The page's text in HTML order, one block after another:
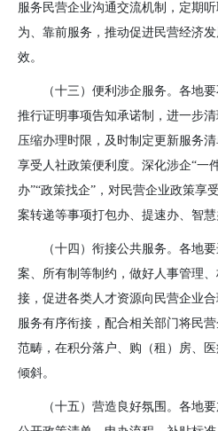
服务民营企业沟通交流机制，定期
为、靠前服务，推动促进民营经济
效。
（十三）便利涉企服务。 各地
推行证明事项告知承诺制，进一步
压缩办理时限，及时制定更新服务
享受人社政策便利度。深化涉企“一
办”“政策找企”，对民营企业政策享
案转递等事项打包办、提速办、智慧
（十四）衔接公共服务。 各地
案、所有制等制约，做好人事管理
接，促进各类人才资源向民营企业
服务有序衔接，配合相关部门将民
范畴，在积分落户、购（租）房、
倾斜。
（十五）营造良好氛围。 各地